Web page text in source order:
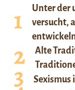
Unter der
versucht,
Alte
Sexismus